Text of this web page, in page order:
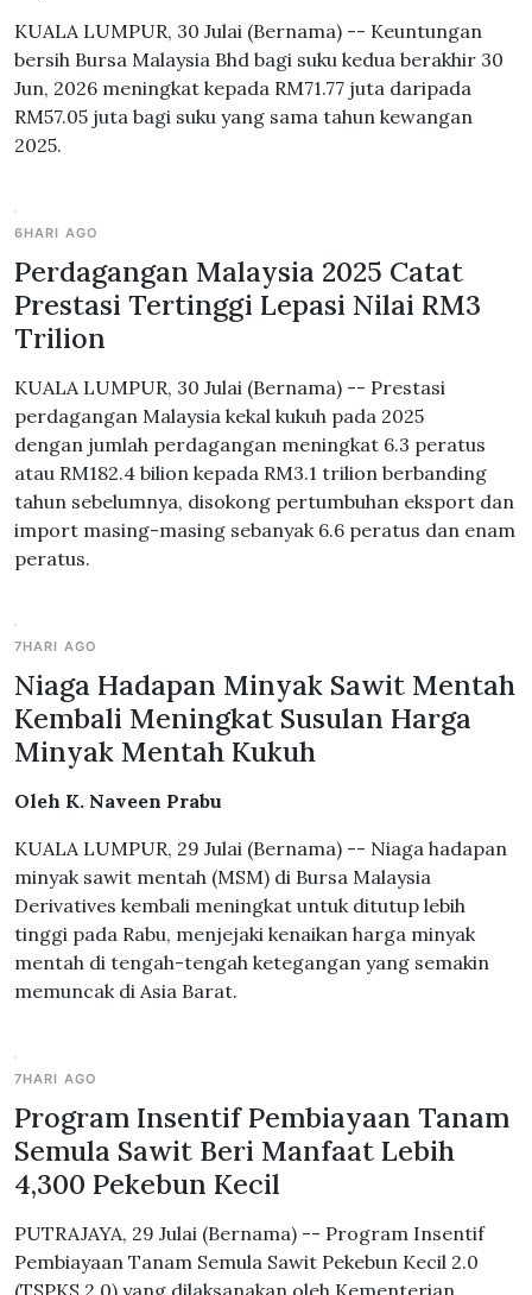
KUALA LUMPUR, 30 Julai (Bernama) -- Keuntungan
bersih Bursa Malaysia Bhd bagi suku kedua berakhir 30
Jun, 2026 meningkat kepada RM71.77 juta daripada
RM57.05 juta bagi suku yang sama tahun kewangan
2025.
6HARI AGO
Perdagangan Malaysia 2025 Catat
Prestasi Tertinggi Lepasi Nilai RM3
Trilion
KUALA LUMPUR, 30 Julai (Bernama) -- Prestasi
perdagangan Malaysia kekal kukuh pada 2025
dengan jumlah perdagangan meningkat 6.3 peratus
atau RM182.4 bilion kepada RM3.1 trilion berbanding
tahun sebelumnya, disokong pertumbuhan eksport dan
import masing-masing sebanyak 6.6 peratus dan enam
peratus.
7HARI AGO
Niaga Hadapan Minyak Sawit Mentah
Kembali Meningkat Susulan Harga
Minyak Mentah Kukuh
Oleh K. Naveen Prabu
KUALA LUMPUR, 29 Julai (Bernama) -- Niaga hadapan
minyak sawit mentah (MSM) di Bursa Malaysia
Derivatives kembali meningkat untuk ditutup lebih
tinggi pada Rabu, menjejaki kenaikan harga minyak
mentah di tengah-tengah ketegangan yang semakin
memuncak di Asia Barat.
7HARI AGO
Program Insentif Pembiayaan Tanam
Semula Sawit Beri Manfaat Lebih
4,300 Pekebun Kecil
PUTRAJAYA, 29 Julai (Bernama) -- Program Insentif
Pembiayaan Tanam Semula Sawit Pekebun Kecil 2.0
(TSPKS 2.0) yang dilaksanakan oleh Kementerian